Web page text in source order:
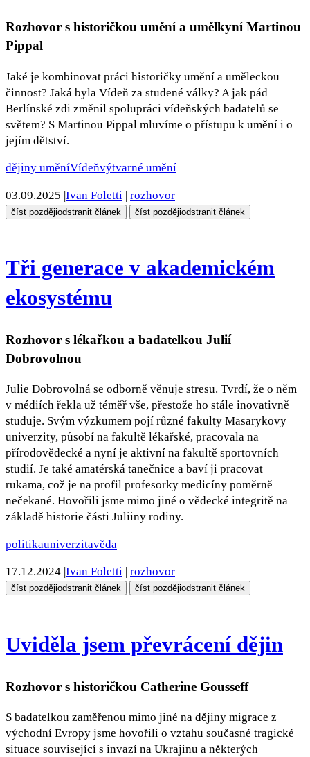
Rozhovor s historičkou umění a umělkyní Martinou
Pippal
Jaké je kombinovat práci historičky umění a uměleckou
činnost? Jaká byla Vídeň za studené války? A jak pád
Berlínské zdi změnil spolupráci vídeňských badatelů se
světem? S Martinou Pippal mluvíme o přístupu k umění i o
jejím dětství.
dějiny uměníVídeňvýtvarné umění
03.09.2025 |Ivan Foletti | rozhovor
číst pozdějiodstranit článek číst pozdějiodstranit článek
Tři generace v akademickém
ekosystému
Rozhovor s lékařkou a badatelkou Julií
Dobrovolnou
Julie Dobrovolná se odborně věnuje stresu. Tvrdí, že o něm
v médiích řekla už téměř vše, přestože ho stále inovativně
studuje. Svým výzkumem pojí různé fakulty Masarykovy
univerzity, působí na fakultě lékařské, pracovala na
přírodovědecké a nyní je aktivní na fakultě sportovních
studií. Je také amatérská tanečnice a baví ji pracovat
rukama, což je na profil profesorky medicíny poměrně
nečekané. Hovořili jsme mimo jiné o vědecké integritě na
základě historie části Juliiny rodiny.
politikauniverzitavěda
17.12.2024 Ivan Foletti rozhovor
číst pozdějiodstranit článek číst pozdějiodstranit článek
Uviděla jsem převrácení dějin
Rozhovor s historičkou Catherine Gousseff
S badatelkou zaměřenou mimo jiné na dějiny migrace z
východní Evropy jsme hovořili o vztahu současné tragické
situace související s invazí na Ukrajinu a některých